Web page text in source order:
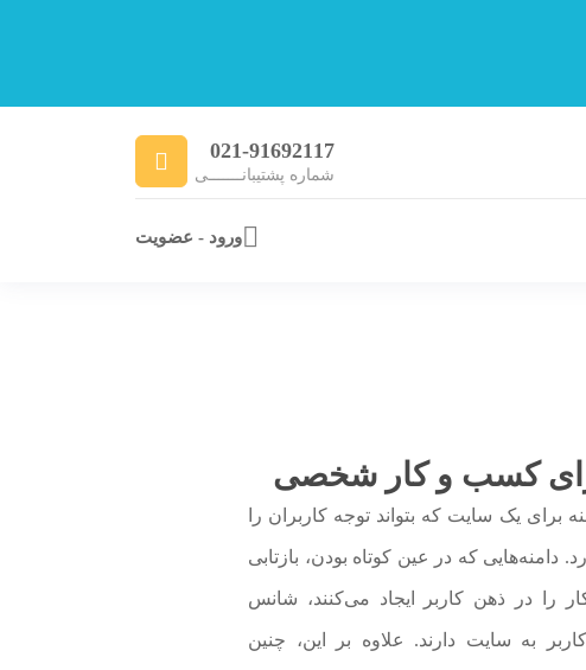
021-91692117
شماره پشتیبانـــــــی
ورود - عضویت
برای کسب و کار شخصی
برای یک سایت که بتواند توجه کاربران را
دامنه‌هایی که در عین کوتاه بودن، بازتابی
را در ذهن کاربر ایجاد می‌کنند، شانس
به سایت دارند. علاوه بر این، چنین